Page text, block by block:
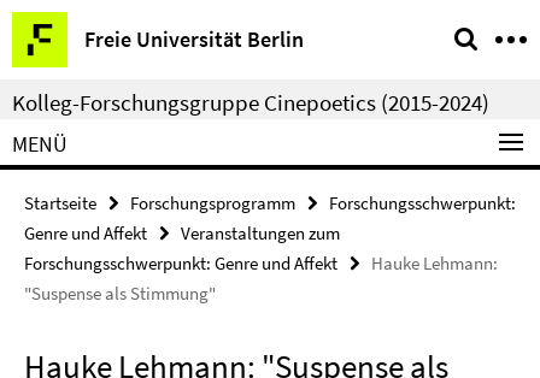
Springe
direkt
zu
Inhalt
Freie Universität Berlin
Service-
Navigation
Kolleg-Forschungsgruppe Cinepoetics (2015-2024)
MENÜ
Startseite Forschungsprogramm
Forschungsschwerpunkt:
Genre und Affekt
Veranstaltungen zum
Forschungsschwerpunkt: Genre und Affekt
Hauke Lehmann:
"Suspense als Stimmung"
Hauke Lehmann: "Suspense als